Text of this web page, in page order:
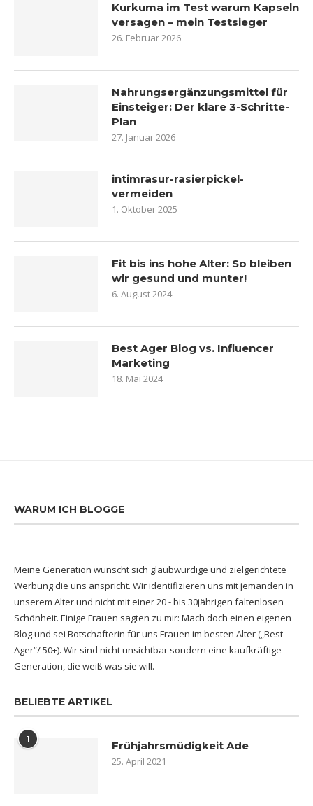
Kurkuma im Test warum Kapseln
versagen – mein Testsieger
26. Februar 2026
Nahrungsergänzungsmittel für
Einsteiger: Der klare 3-Schritte-
Plan
27. Januar 2026
intimrasur-rasierpickel-
vermeiden
1. Oktober 2025
Fit bis ins hohe Alter: So bleiben
wir gesund und munter!
6. August 2024
Best Ager Blog vs. Influencer
Marketing
18. Mai 2024
WARUM ICH BLOGGE
Meine Generation wünscht sich glaubwürdige und zielgerichtete
Werbung die uns anspricht. Wir identifizieren uns mit jemanden in
unserem Alter und nicht mit einer 20 - bis 30jährigen faltenlosen
Schönheit. Einige Frauen sagten zu mir: Mach doch einen eigenen
Blog und sei Botschafterin für uns Frauen im besten Alter („Best-
Ager“/ 50+). Wir sind nicht unsichtbar sondern eine kaufkräftige
Generation, die weiß was sie will.
BELIEBTE ARTIKEL
1 Frühjahrsmüdigkeit Ade
25. April 2021